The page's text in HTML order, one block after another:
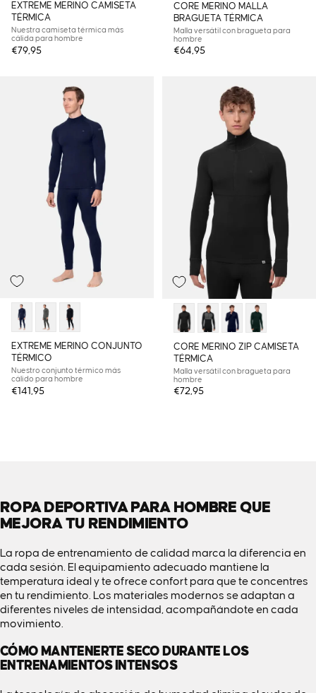
EXTREME MERINO CAMISETA
TÉRMICA
Nuestra camiseta térmica más
cálida para hombre
€79,95
CORE MERINO MALLA
BRAGUETA TÉRMICA
Malla versátil con bragueta para
hombre
€64,95
EXTREME MERINO CONJUNTO
TÉRMICO
Nuestro conjunto térmico más
cálido para hombre
€141,95
CORE MERINO ZIP CAMISETA
TÉRMICA
Malla versátil con bragueta para
hombre
€72,95
ROPA DEPORTIVA PARA HOMBRE QUE
MEJORA TU RENDIMIENTO
La ropa de entrenamiento de calidad marca la diferencia en
cada sesión. El equipamiento adecuado mantiene la
temperatura ideal y te ofrece confort para que te concentres
en tu rendimiento. Los materiales modernos se adaptan a
diferentes niveles de intensidad, acompañándote en cada
movimiento.
CÓMO MANTENERTE SECO DURANTE LOS
ENTRENAMIENTOS INTENSOS